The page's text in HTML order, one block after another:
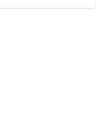
福知山市 綾部市